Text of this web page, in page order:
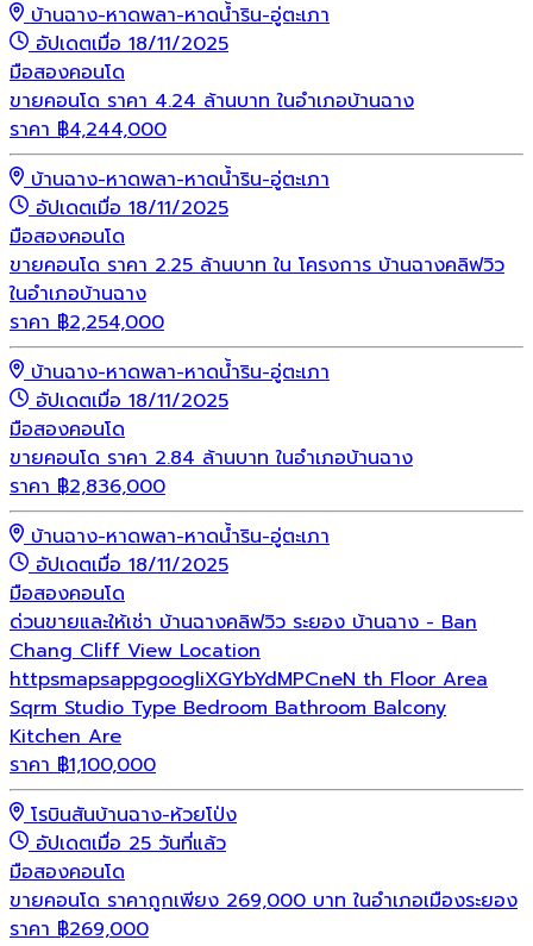
บ้านฉาง-หาดพลา-หาดน้ำริน-อู่ตะเภา
อัปเดตเมื่อ 18/11/2025
มือสองคอนโด
ขายคอนโด ราคา 4.24 ล้านบาท ในอำเภอบ้านฉาง
ราคา ฿4,244,000
บ้านฉาง-หาดพลา-หาดน้ำริน-อู่ตะเภา
อัปเดตเมื่อ 18/11/2025
มือสองคอนโด
ขายคอนโด ราคา 2.25 ล้านบาท ใน โครงการ บ้านฉางคลิฟวิว
ในอำเภอบ้านฉาง
ราคา ฿2,254,000
บ้านฉาง-หาดพลา-หาดน้ำริน-อู่ตะเภา
อัปเดตเมื่อ 18/11/2025
มือสองคอนโด
ขายคอนโด ราคา 2.84 ล้านบาท ในอำเภอบ้านฉาง
ราคา ฿2,836,000
บ้านฉาง-หาดพลา-หาดน้ำริน-อู่ตะเภา
อัปเดตเมื่อ 18/11/2025
มือสองคอนโด
ด่วนขายและให้เช่า บ้านฉางคลิฟวิว ระยอง บ้านฉาง - Ban
Chang Cliff View Location
httpsmapsappgoogliXGYbYdMPCneN th Floor Area
Sqrm Studio Type Bedroom Bathroom Balcony
Kitchen Are
ราคา ฿1,100,000
โรบินสันบ้านฉาง-ห้วยโป่ง
อัปเดตเมื่อ 25 วันที่แล้ว
มือสองคอนโด
ขายคอนโด ราคาถูกเพียง 269,000 บาท ในอำเภอเมืองระยอง
ราคา ฿269,000